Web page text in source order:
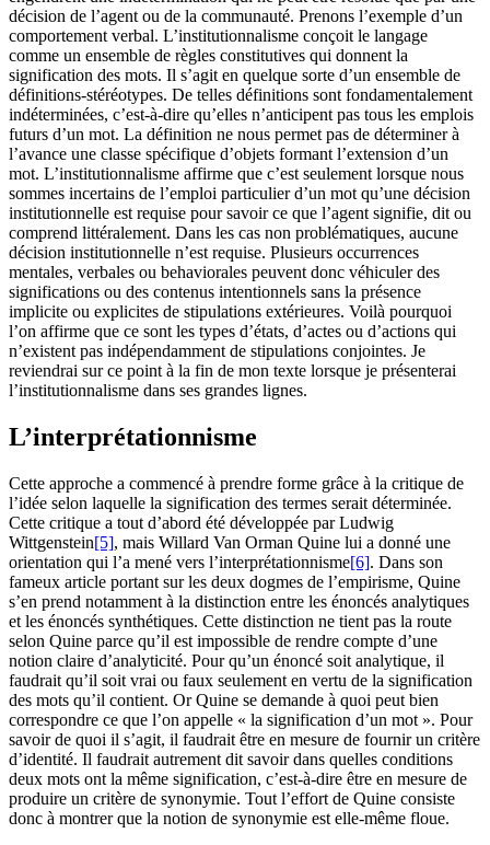
décision de l’agent ou de la communauté. Prenons l’exemple d’un
comportement verbal. L’institutionnalisme conçoit le langage
comme un ensemble de règles constitutives qui donnent la
signification des mots. Il s’agit en quelque sorte d’un ensemble de
définitions-stéréotypes. De telles définitions sont fondamentalement
indéterminées, c’est-à-dire qu’elles n’anticipent pas tous les emplois
futurs d’un mot. La définition ne nous permet pas de déterminer à
l’avance une classe spécifique d’objets formant l’extension d’un
mot. L’institutionnalisme affirme que c’est seulement lorsque nous
sommes incertains de l’emploi particulier d’un mot qu’une décision
institutionnelle est requise pour savoir ce que l’agent signifie, dit ou
comprend littéralement. Dans les cas non problématiques, aucune
décision institutionnelle n’est requise. Plusieurs occurrences
mentales, verbales ou behaviorales peuvent donc véhiculer des
significations ou des contenus intentionnels sans la présence
implicite ou explicites de stipulations extérieures. Voilà pourquoi
l’on affirme que ce sont les types d’états, d’actes ou d’actions qui
n’existent pas indépendamment de stipulations conjointes. Je
reviendrai sur ce point à la fin de mon texte lorsque je présenterai
l’institutionnalisme dans ses grandes lignes.
L’interprétationnisme
Cette approche a commencé à prendre forme grâce à la critique de
l’idée selon laquelle la signification des termes serait déterminée.
Cette critique a tout d’abord été développée par Ludwig
Wittgenstein[5], mais Willard Van Orman Quine lui a donné une
orientation qui l’a mené vers l’interprétationnisme[6]. Dans son
fameux article portant sur les deux dogmes de l’empirisme, Quine
s’en prend notamment à la distinction entre les énoncés analytiques
et les énoncés synthétiques. Cette distinction ne tient pas la route
selon Quine parce qu’il est impossible de rendre compte d’une
notion claire d’analyticité. Pour qu’un énoncé soit analytique, il
faudrait qu’il soit vrai ou faux seulement en vertu de la signification
des mots qu’il contient. Or Quine se demande à quoi peut bien
correspondre ce que l’on appelle « la signification d’un mot ». Pour
savoir de quoi il s’agit, il faudrait être en mesure de fournir un critère
d’identité. Il faudrait autrement dit savoir dans quelles conditions
deux mots ont la même signification, c’est-à-dire être en mesure de
produire un critère de synonymie. Tout l’effort de Quine consiste
donc à montrer que la notion de synonymie est elle-même floue.